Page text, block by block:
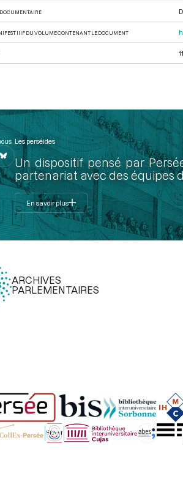
IIIF DU VOLUME CONTENANT LE DOCUMENT
Les perséides
Un dispositif pensé par
partenariat avec des équipes
En savoir plus
ARCHIVES
PARLEMENTAIRES